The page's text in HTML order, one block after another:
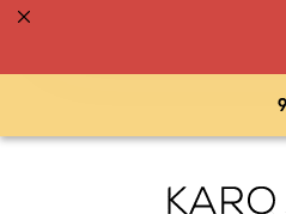
Przejdź
Przejdź